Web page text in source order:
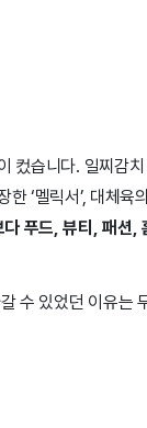
컸습니다. 일찌감
‘멜릭서’, 대체육
푸드, 뷰티, 패션,
수 있었던 이유는